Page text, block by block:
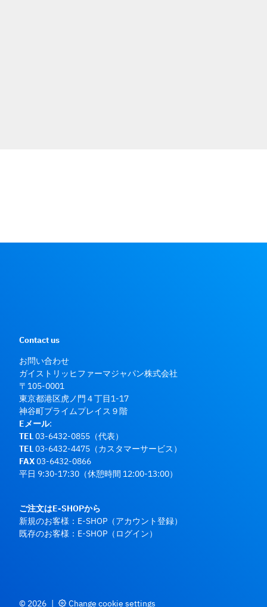
Contact us
お問い合わせ
ガイストリッヒファーマジャパン株式会社
〒105-0001
東京都港区虎ノ門４丁目1-17
神谷町プライムプレイス９階
Eメール:
TEL03-6432-0855（代表）
TEL03-6432-4475（カスタマーサービス）
FAX03-6432-0866
平日 9:30-17:30（休憩時間 12:00-13:00）
ご注文はE-SHOPから
新規のお客様： E-SHOP （アカウント登録）
既存のお客様： E-SHOP （ログイン）
© 2026 | Change cookie settings